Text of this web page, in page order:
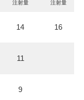
注射量
注射量
14 16
11
9